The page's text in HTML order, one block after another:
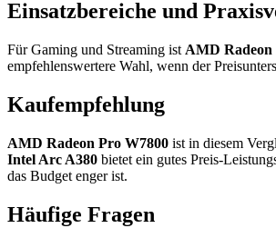
Einsatzbereiche und
Für Gaming und Streaming ist AMD Radeon
empfehlenswertere Wahl, wenn der
Kaufempfehlung
AMD Radeon Pro W7800 ist in diesem
Intel Arc A380 bietet ein gutes Preis-
das Budget enger ist.
Häufige Fragen